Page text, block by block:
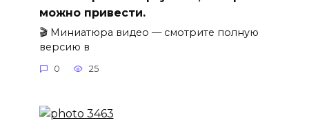
можно привести.
🎬 Миниатюра видео — смотрите полную
версию в
0 25